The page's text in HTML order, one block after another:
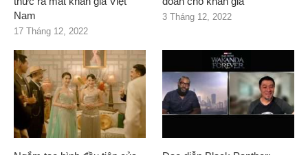
Nam
17 Tháng 12, 2022
3 Tháng 12, 2022